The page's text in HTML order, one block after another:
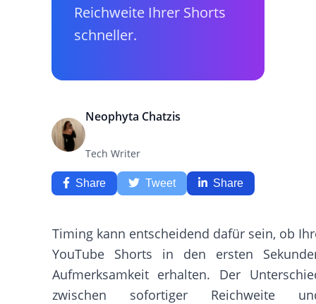
Reichweite Ihrer Shorts
schneller.
Neophyta Chatzis
Tech Writer
Share Tweet Share
Timing kann entscheidend dafür sein, ob
YouTube Shorts in den ersten
Aufmerksamkeit erhalten. Der
zwischen sofortiger Reichweite